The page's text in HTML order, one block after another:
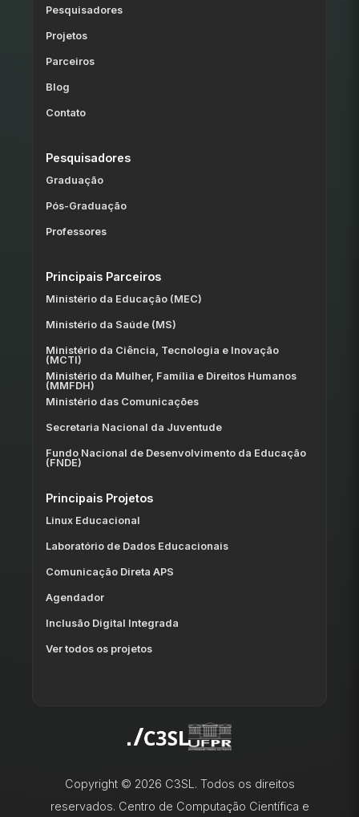
Pesquisadores
Projetos
Parceiros
Blog
Contato
Pesquisadores
Graduação
Pós-Graduação
Professores
Principais Parceiros
Ministério da Educação (MEC)
Ministério da Saúde (MS)
Ministério da Ciência, Tecnologia e Inovação
(MCTI)
Ministério da Mulher, Família e Direitos Humanos
(MMFDH)
Ministério das Comunicações
Secretaria Nacional da Juventude
Fundo Nacional de Desenvolvimento da Educação
(FNDE)
Principais Projetos
Linux Educacional
Laboratório de Dados Educacionais
Comunicação Direta APS
Agendador
Inclusão Digital Integrada
Ver todos os projetos
Copyright © 2026 C3SL. Todos os direitos
reservados. Centro de Computação Científica e